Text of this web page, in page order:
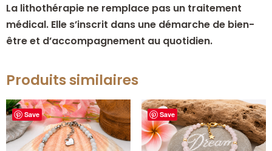
La lithothérapie ne remplace pas un traitement
médical. Elle s’inscrit dans une démarche de bien-
être et d’accompagnement au quotidien.
Produits similaires
Save Save